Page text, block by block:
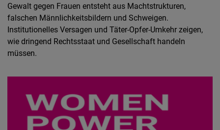
Gewalt gegen Frauen entsteht aus Machtstrukturen,
falschen Männlichkeitsbildern und Schweigen.
Institutionelles Versagen und Täter-Opfer-Umkehr zeigen,
wie dringend Rechtsstaat und Gesellschaft handeln
müssen.